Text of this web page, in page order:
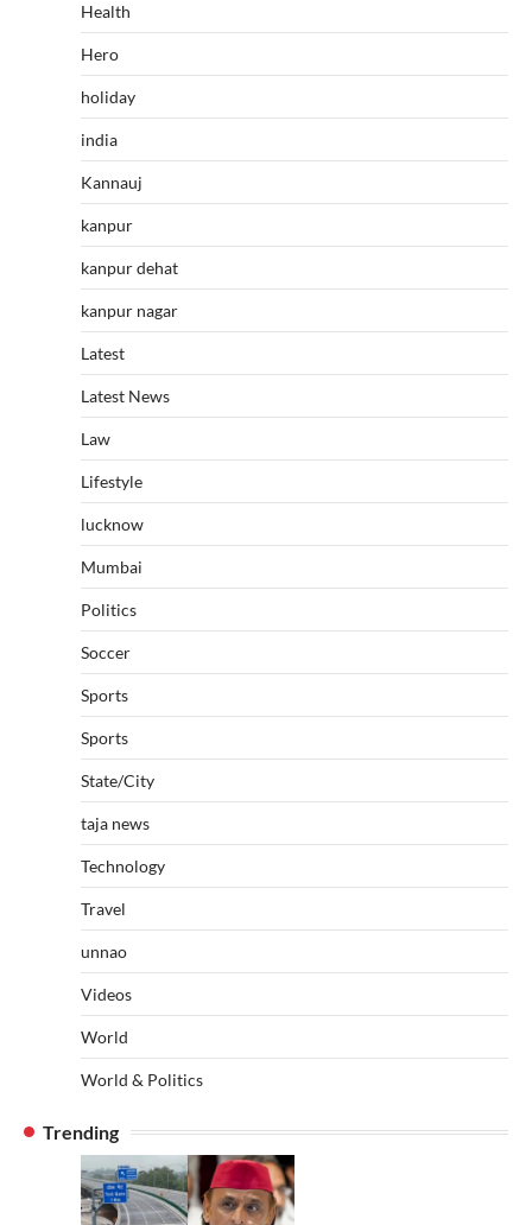
Health
Hero
holiday
india
Kannauj
kanpur
kanpur dehat
kanpur nagar
Latest
Latest News
Law
Lifestyle
lucknow
Mumbai
Politics
Soccer
Sports
Sports
State/City
taja news
Technology
Travel
unnao
Videos
World
World & Politics
Trending